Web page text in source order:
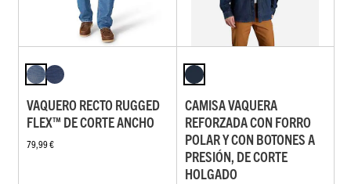
VAQUERO RECTO RUGGED
FLEX™ DE CORTE ANCHO
79,99 €
CAMISA VAQUERA
REFORZADA CON FORRO
POLAR Y CON BOTONES A
PRESIÓN, DE CORTE
HOLGADO